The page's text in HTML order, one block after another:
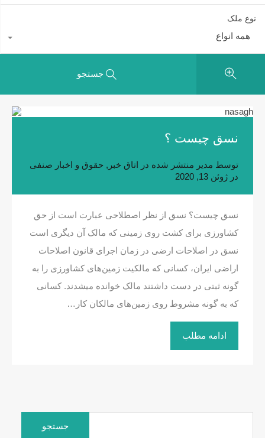
نوع ملک
همه انواع
جستجو
نسق چیست ؟
توسط مدیر منتشر شده در اتاق خبر , حقوق و اخبار صنفی
در ژوئن 13, 2020
نسق چیست؟ نسق از نظر اصطلاحی عبارت است از حق
کشاورزی برای کشت روی زمینی که مالک آن دیگری است
نسق در اصلاحات ارضی در زمان اجرای قانون اصلاحات
اراضی ایران، کسانی که مالکیت زمین‌های کشاورزی را به
گونه ثبتی در دست داشتند مالک خوانده میشدند. کسانی
که به گونه مشروط روی زمین‌های مالکان کار…
ادامه مطلب